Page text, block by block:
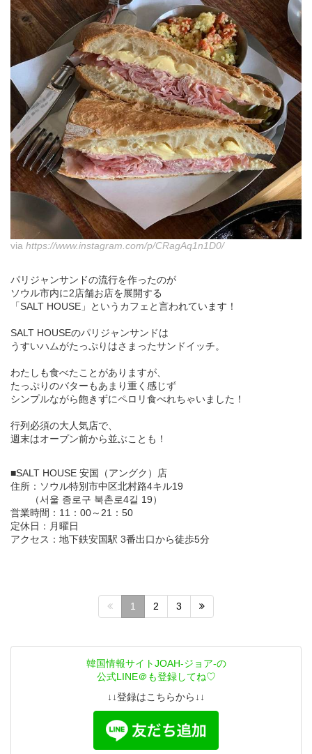
via https://www.instagram.com/p/CRagAq1n1D0/
パリジャンサンドの流行を作ったのが
ソウル市内に2店舗お店を展開する
「SALT HOUSE」というカフェと言われています！
SALT HOUSEのパリジャンサンドは
うすいハムがたっぷりはさまったサンドイッチ。
わたしも食べたことがありますが、
たっぷりのバターもあまり重く感じず
シンプルながら飽きずにペロリ食べれちゃいました！
行列必須の大人気店で、
週末はオープン前から並ぶことも！
■SALT HOUSE 安国（アングク）店
住所：ソウル特別市中区北村路4キル19
（서울 종로구 북촌로4길 19）
営業時間：11：00～21：50
定休日：月曜日
アクセス：地下鉄安国駅 3番出口から徒歩5分
1 2 3
韓国情報サイトJOAH-ジョア-の
公式LINE＠も登録してね♡
↓↓登録はこちらから↓↓